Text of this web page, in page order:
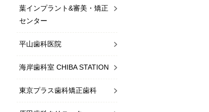
葉インプラント&審美・矯正
センター
平山歯科医院
海岸歯科室 CHIBA STATION
東京プラス歯科矯正歯科